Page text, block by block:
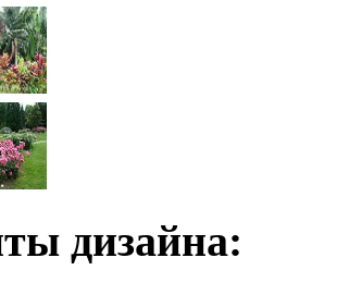
дизайна: